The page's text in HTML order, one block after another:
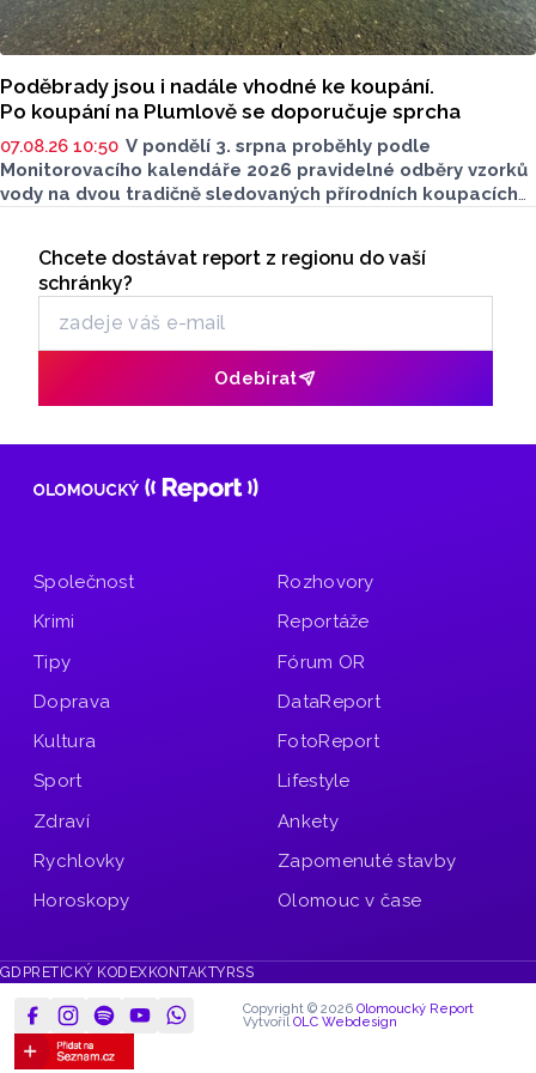
Poděbrady jsou i nadále vhodné ke koupání.
Po koupání na Plumlově se doporučuje sprcha
07.08.26 10:50 V pondělí 3. srpna proběhly podle
Monitorovacího kalendáře 2026 pravidelné odběry vzorků
vody na dvou tradičně sledovaných přírodních koupacích
Poděbrady). Monitoring byl proveden Krajskou
hygienickou stanicí Olomouckého kraje (KHS)
ve spolupráci se Zdravotním ústavem se sídlem v Ostravě,
Centrem hygienických laboratoří v Olomouci.
Odběr newsletteru
Chcete dostávat report z regionu do vaší
schránky?
Odebírat
Společnost
Krimi
Tipy
Doprava
Kultura
Sport
Zdraví
Rychlovky
Horoskopy
Rozhovory
Reportáže
Fórum OR
DataReport
FotoReport
Lifestyle
Ankety
Zapomenuté stavby
Olomouc v čase
GDPR ETICKÝ KODEX KONTAKTY RSS
Copyright © 2026 Olomoucký Report
VytvořilOLC Webdesign